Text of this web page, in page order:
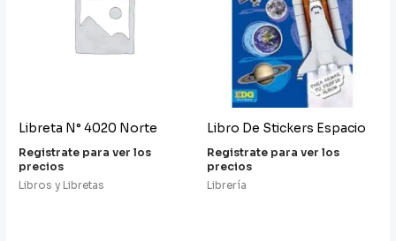
Libreta N° 4020 Norte
Registrate para ver los
precios
Libros y Libretas
Libro De Stickers Espacio
Registrate para ver los
precios
Librería